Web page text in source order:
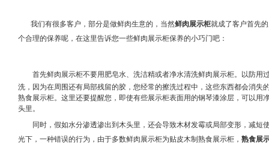
我们有很多客户，部分是做鲜肉生意的，当然鲜肉展示柜就成了客户首先
个合理的保养呢，在这里告诉您一些鲜肉展示柜保养的小巧门吧：
首先鲜肉展示柜不要用肥皂水、洗洁精或者净水清洗鲜肉展示柜。以
洗，因为在周围还有局部残留的胶，您经常的擦洗过程中，这些东西都会消
熟食展示柜。这里还要提醒您，即使有些展示柜表面用的钢琴漆涂层，可以
头里。
同时，假如水分渗透渗出到木头里，还会导致木材发霉或局部变形，减短
光下，一种错误的行为，由于多数鲜肉展示柜为贴皮木制熟食展示柜， 熟食展